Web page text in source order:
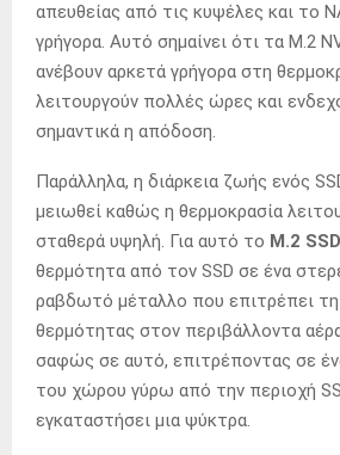
απευθείας από τις κυψέλες και το
γρήγορα. Αυτό σημαίνει ότι τα M.2
ανέβουν αρκετά γρήγορα στη
λειτουργούν πολλές ώρες και
σημαντικά η απόδοση.
Παράλληλα, η διάρκεια ζωής ενός
μειωθεί καθώς η θερμοκρασία
σταθερά υψηλή. Για αυτό το M.2
θερμότητα από τον SSD σε ένα
ραβδωτό μέταλλο που επιτρέπει τη
θερμότητας στον περιβάλλοντα
σαφώς σε αυτό, επιτρέποντας σε
του χώρου γύρω από την περιοχή
εγκαταστήσει μια ψύκτρα.